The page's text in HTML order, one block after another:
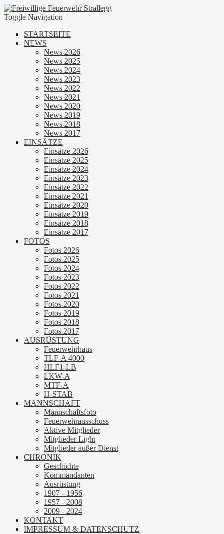
Toggle Navigation
STARTSEITE
NEWS
News 2026
News 2025
News 2024
News 2023
News 2022
News 2021
News 2020
News 2019
News 2018
News 2017
EINSÄTZE
Einsätze 2026
Einsätze 2025
Einsätze 2024
Einsätze 2023
Einsätze 2022
Einsätze 2021
Einsätze 2020
Einsätze 2019
Einsätze 2018
Einsätze 2017
FOTOS
Fotos 2026
Fotos 2025
Fotos 2024
Fotos 2023
Fotos 2022
Fotos 2021
Fotos 2020
Fotos 2019
Fotos 2018
Fotos 2017
AUSRÜSTUNG
Feuerwehrhaus
TLF-A 4000
HLF1-LB
LKW-A
MTF-A
H-STAB
MANNSCHAFT
Mannschaftsfoto
Feuerwehrausschuss
Aktive Mitglieder
Mitglieder Light
Mitglieder außer Dienst
CHRONIK
Geschichte
Kommandanten
Ausrüstung
1907 - 1956
1957 - 2008
2009 - 2024
KONTAKT
IMPRESSUM & DATENSCHUTZ